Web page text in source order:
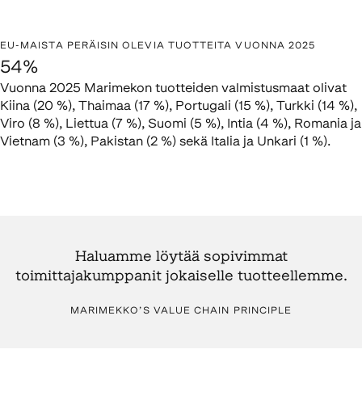
EU-MAISTA PERÄISIN OLEVIA TUOTTEITA VUONNA 2025
54%
Vuonna 2025 Marimekon tuotteiden valmistusmaat olivat
Kiina (20 %), Thaimaa (17 %), Portugali (15 %), Turkki (14 %),
Viro (8 %), Liettua (7 %), Suomi (5 %), Intia (4 %), Romania ja
Vietnam (3 %), Pakistan (2 %) sekä Italia ja Unkari (1 %).
Haluamme löytää sopivimmat
toimittajakumppanit jokaiselle tuotteellemme.
MARIMEKKO’S VALUE CHAIN PRINCIPLE